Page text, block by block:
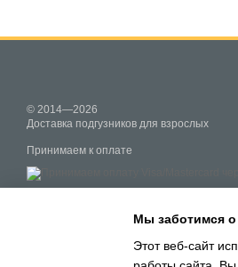
© 2014—2026
Доставка подгузников для взрослых
Принимаем к оплате
Мы заботимся
Этот веб-сайт